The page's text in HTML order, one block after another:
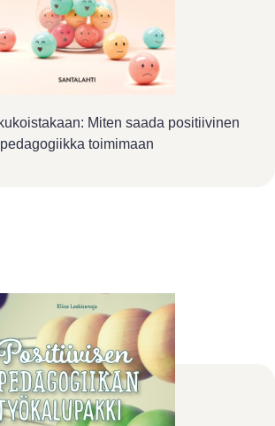
Miten saada positiivinen
pedagogiikka toimimaan